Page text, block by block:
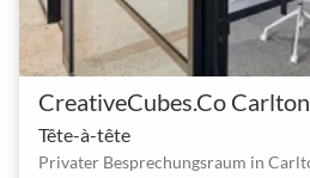
CreativeCubes.Co Carlton
Tête-à-tête